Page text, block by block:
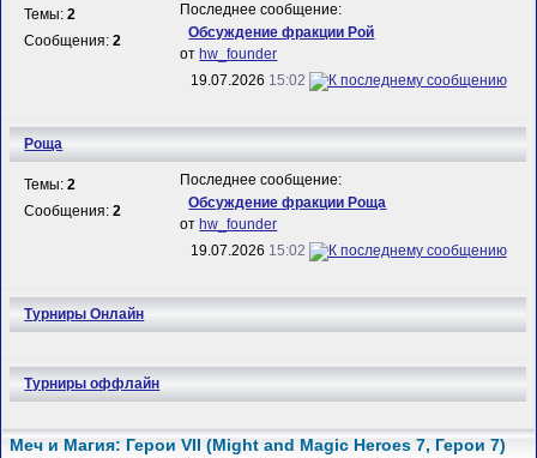
Темы:2
Сообщения:2
Последнее сообщение:
Обсуждение фракции Рой
от hw_founder
19.07.2026 15:02
Роща
Темы:2
Сообщения:2
Последнее сообщение:
Обсуждение фракции Роща
от hw_founder
19.07.2026 15:02
Турниры Онлайн
Турниры оффлайн
Меч и Магия: Герои VII (Might and Magic Heroes 7, Герои 7)